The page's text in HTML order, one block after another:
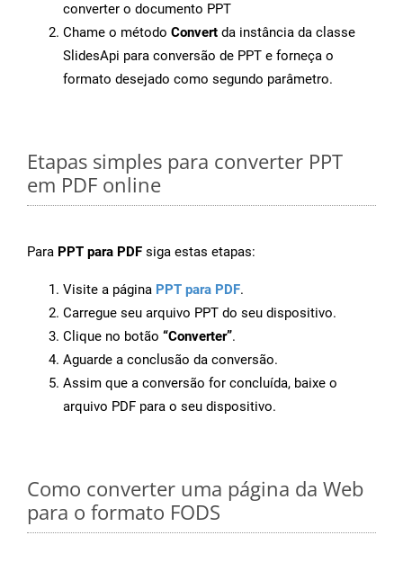
converter o documento PPT
Chame o método Convert da instância da classe
SlidesApi para conversão de PPT e forneça o
formato desejado como segundo parâmetro.
Etapas simples para converter PPT
em PDF online
Para PPT para PDF siga estas etapas:
Visite a página PPT para PDF.
Carregue seu arquivo PPT do seu dispositivo.
Clique no botão “Converter”.
Aguarde a conclusão da conversão.
Assim que a conversão for concluída, baixe o
arquivo PDF para o seu dispositivo.
Como converter uma página da Web
para o formato FODS